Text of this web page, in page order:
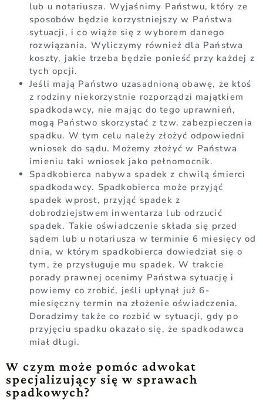
lub u notariusza. Wyjaśnimy Państwu, który ze
sposobów będzie korzystniejszy w Państwa
sytuacji, i co wiąże się z wyborem danego
rozwiązania. Wyliczymy również dla Państwa
koszty, jakie trzeba będzie ponieść przy każdej z
tych opcji.
Jeśli mają Państwo uzasadnioną obawę, że ktoś
z rodziny niekorzystnie rozporządzi majątkiem
spadkodawcy, nie mając do tego uprawnień,
mogą Państwo skorzystać z tzw. zabezpieczenia
spadku. W tym celu należy złożyć odpowiedni
wniosek do sądu. Możemy złożyć w Państwa
imieniu taki wniosek jako pełnomocnik.
Spadkobierca nabywa spadek z chwilą śmierci
spadkodawcy. Spadkobierca może przyjąć
spadek wprost, przyjąć spadek z
dobrodziejstwem inwentarza lub odrzucić
spadek. Takie oświadczenie składa się przed
sądem lub u notariusza w terminie 6 miesięcy od
dnia, w którym spadkobierca dowiedział się o
tym, że przysługuje mu spadek. W trakcie
porady prawnej ocenimy Państwa sytuację i
powiemy co zrobić, jeśli upłynął już 6-
miesięczny termin na złożenie oświadczenia.
Doradzimy także co rozbić w sytuacji, gdy po
przyjęciu spadku okazało się, że spadkodawca
miał długi.
W czym może pomóc adwokat
specjalizujący się w sprawach
spadkowych?